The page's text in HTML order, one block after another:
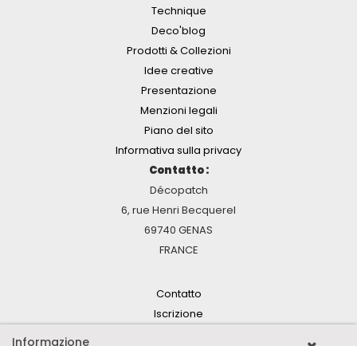
Technique
Deco'blog
Prodotti & Collezioni
Idee creative
Presentazione
Menzioni legali
Piano del sito
Informativa sulla privacy
Contatto :
Décopatch
6, rue Henri Becquerel
69740 GENAS
FRANCE
Contatto
Iscrizione
Informazione